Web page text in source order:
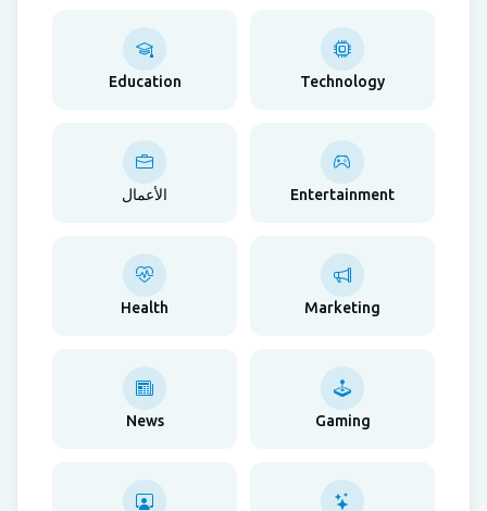
Technology
Education
Entertainment الأعمال
Marketing
Health
Gaming
News